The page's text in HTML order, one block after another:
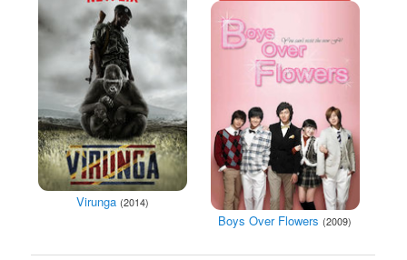
Virunga (2014)
Boys Over Flowers (2009)